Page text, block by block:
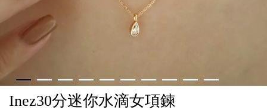
Inez30分迷你水滴女項鍊